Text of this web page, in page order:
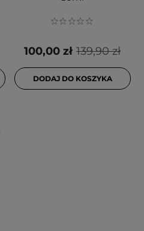
139,90 zł
100,00 zł
DODAJ DO KOSZYKA